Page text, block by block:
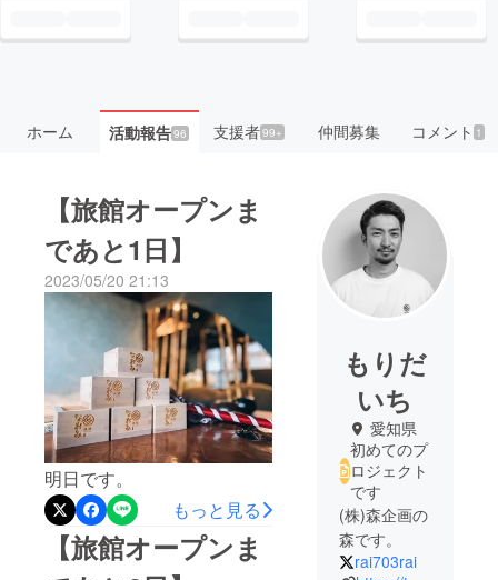
ホーム 活動報告96 支援者99+ 仲間募集 コメント 1
【旅館オープンま
であと1日】
2023/05/20 21:13
明日です。
もっと見る
【旅館オープンま
もりだ
いち
愛知県
初めてのプ
ロジェクト
です
(株)森企画の
森です。
rai703rai